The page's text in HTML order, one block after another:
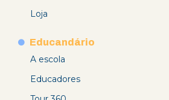
Loja
Educandário
A escola
Educadores